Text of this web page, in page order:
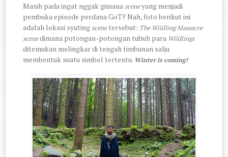
Masih pada ingat nggak gimanasceneyang menjadi
pembuka episode perdana GoT? Nah, foto berikut ini
adalah lokasi syutingscenetersebut: The Wildling Massacre
scenedimana potongan-potongan tubuh para Wildlings
ditemukan melingkar di tengah timbunan salju
membentuk suatu simbol tertentu. Winter is coming!